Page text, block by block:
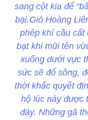
sang cột kia để
bại.Gió Hoàng
phép khí cầu cất
bạt khi mũi tên
xuống dưới vực
sức sẽ đổ sông,
thời khắc quyết
hộ lúc này được
đáy. Những gã